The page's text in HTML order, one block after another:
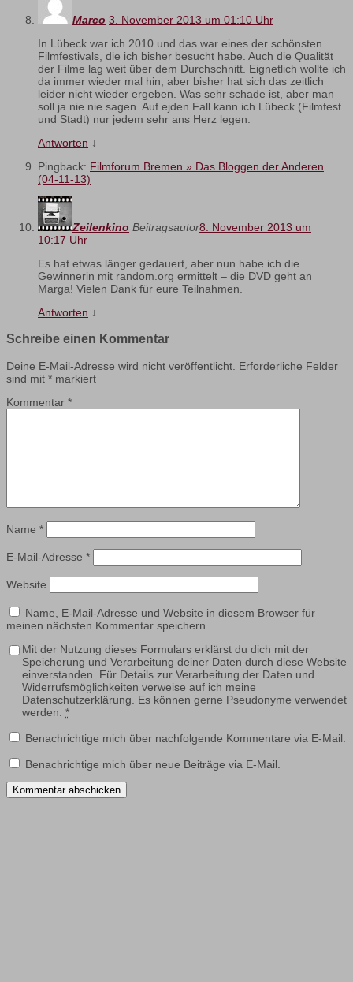
Marco 3. November 2013 um 01:10 Uhr
In Lübeck war ich 2010 und das war eines der schönsten
Filmfestivals, die ich bisher besucht habe. Auch die Qualität
der Filme lag weit über dem Durchschnitt. Eignetlich wollte ich
da immer wieder mal hin, aber bisher hat sich das zeitlich
leider nicht wieder ergeben. Was sehr schade ist, aber man
soll ja nie nie sagen. Auf ejden Fall kann ich Lübeck (Filmfest
und Stadt) nur jedem sehr ans Herz legen.
Antworten ↓
Pingback: Filmforum Bremen » Das Bloggen der Anderen
(04-11-13)
Zeilenkino Beitragsautor8. November 2013 um
10:17 Uhr
Es hat etwas länger gedauert, aber nun habe ich die
Gewinnerin mit random.org ermittelt – die DVD geht an
Marga! Vielen Dank für eure Teilnahmen.
Antworten ↓
Schreibe einen Kommentar
Deine E-Mail-Adresse wird nicht veröffentlicht. Erforderliche Felder
sind mit * markiert
Kommentar *
Name *
E-Mail-Adresse *
Website
Name, E-Mail-Adresse und Website in diesem Browser für
meinen nächsten Kommentar speichern.
Mit der Nutzung dieses Formulars erklärst du dich mit der
Speicherung und Verarbeitung deiner Daten durch diese Website
einverstanden. Für Details zur Verarbeitung der Daten und
Widerrufsmöglichkeiten verweise auf ich meine
Datenschutzerklärung. Es können gerne Pseudonyme verwendet
werden. *
Benachrichtige mich über nachfolgende Kommentare via E-Mail.
Benachrichtige mich über neue Beiträge via E-Mail.